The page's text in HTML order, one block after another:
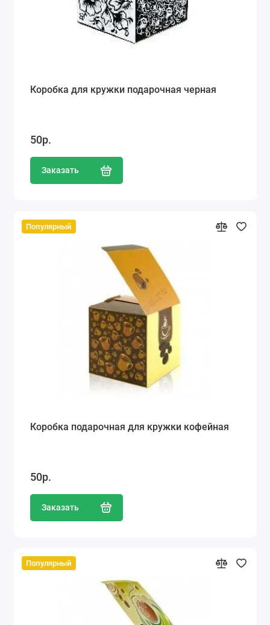
Коробка для кружки подарочная черная
50р.
Заказать
Популярный
Коробка подарочная для кружки кофейная
50р.
Заказать
Популярный